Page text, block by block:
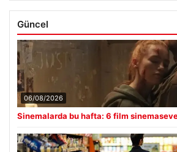
Güncel
06/08/2026
Sinemalarda bu hafta: 6 film